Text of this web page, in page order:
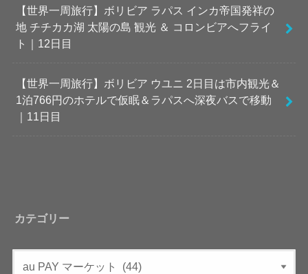
【世界一周旅行】ボリビア ラパス インカ帝国発祥の
地 チチカカ湖 太陽の島 観光 ＆ コロンビアへフライ
ト｜12日目
【世界一周旅行】ボリビア ウユニ 2日目は市内観光＆
1泊766円のホテルで仮眠＆ラパスへ深夜バスで移動
｜11日目
カテゴリー